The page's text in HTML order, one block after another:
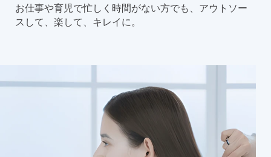
お仕事や育児で忙しく時間がない方でも、アウトソー
スして、楽して、キレイに。